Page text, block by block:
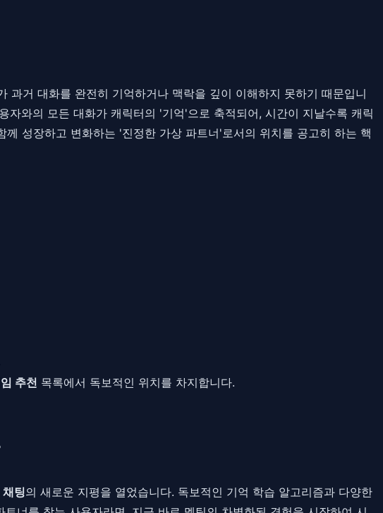
거 대화를 완전히 기억하거나 맥락을 깊이 이해하지 못하기 때문입니
와의 모든 대화가 캐릭터의 '기억'으로 축적되어, 시간이 지날수록 캐릭
성장하고 변화하는 '진정한 가상 파트너'로서의 위치를 공고히 하는 핵
추천 목록에서 독보적인 위치를 차지합니다.
팅의 새로운 지평을 열었습니다. 독보적인 기억 학습 알고리즘과 다양한